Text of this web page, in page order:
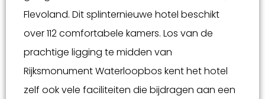
Flevoland. Dit splinternieuwe hotel beschikt
over 112 comfortabele kamers. Los van de
prachtige ligging te midden van
Rijksmonument Waterloopbos kent het hotel
zelf ook vele faciliteiten die bijdragen aan een